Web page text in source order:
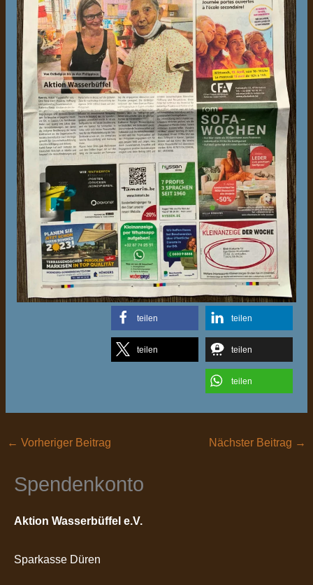
teilen teilen
teilen teilen
teilen
← Vorheriger Beitrag Nächster Beitrag →
Spendenkonto
Aktion Wasserbüffel e.V.
Sparkasse Düren